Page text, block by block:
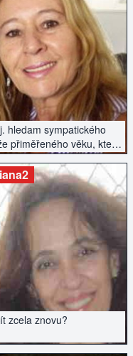
hledam sympatického
přiměřeného věku, který
objevuje svět a je
zábava.
INZERÁT
zcela znovu?
INZERÁT